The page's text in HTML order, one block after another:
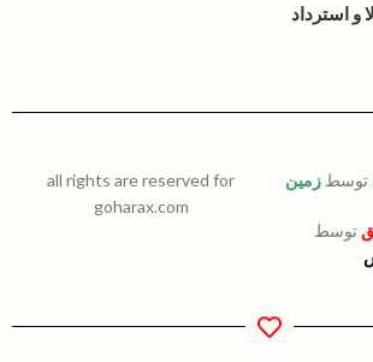
و استرداد
توسط زمین
توسط
all rights are reserved for
goharax.com